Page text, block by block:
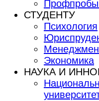
СТУДЕНТУ
Психология
Экономика
НАУКА И